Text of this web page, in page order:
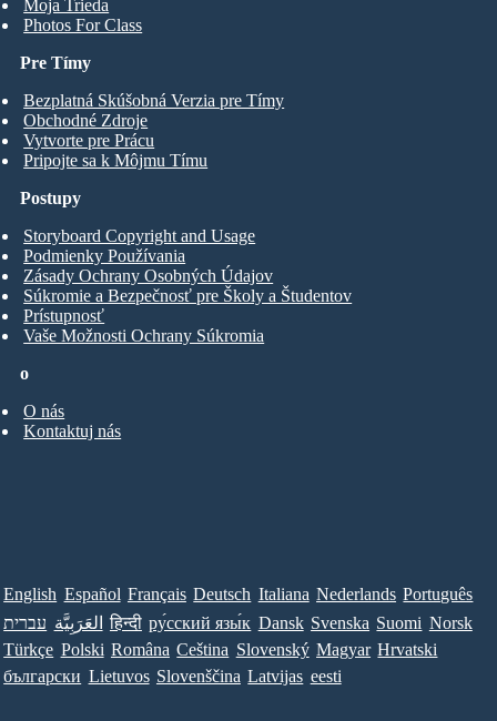
Moja Trieda
Photos For Class
Pre Tímy
Bezplatná Skúšobná Verzia pre Tímy
Obchodné Zdroje
Vytvorte pre Prácu
Pripojte sa k Môjmu Tímu
o
O nás
Kontaktuj nás
Postupy
Storyboard Copyright and Usage
Podmienky Používania
Zásady Ochrany Osobných Údajov
Súkromie a Bezpečnosť pre Školy a Študentov
Prístupnosť
Vaše Možnosti Ochrany Súkromia
English Español Français Deutsch Italiana Nederlands Português
עברית العَرَبِيَّة हिन्दी ру́сский язы́к Dansk Svenska Suomi Norsk
Türkçe Polski Româna Ceština Slovenský Magyar Hrvatski
български Lietuvos Slovenščina Latvijas eesti